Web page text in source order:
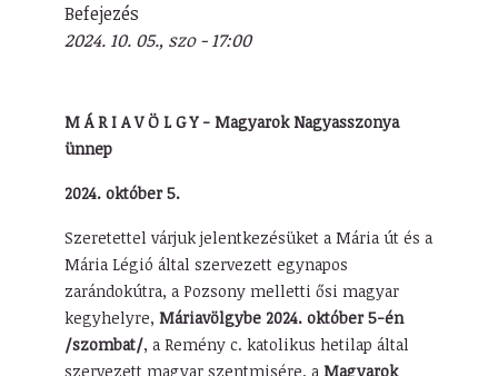
Befejezés
2024. 10. 05., szo - 17:00
M Á R I A V Ö L G Y - Magyarok Nagyasszonya
ünnep
2024. október 5.
Szeretettel várjuk jelentkezésüket a Mária út és a
Mária Légió által szervezett egynapos
zarándokútra, a Pozsony melletti ősi magyar
kegyhelyre, Máriavölgybe 2024. október 5-én
/szombat/, a Remény c. katolikus hetilap által
szervezett magyar szentmisére, a Magyarok